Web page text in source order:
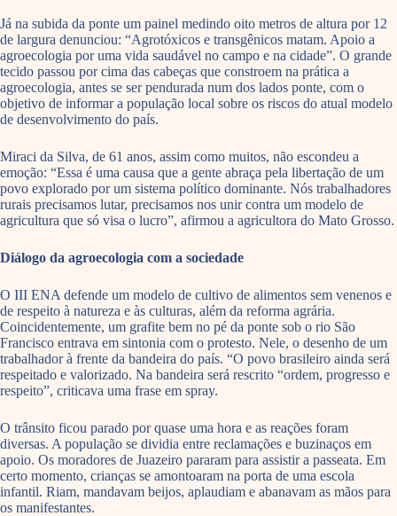
Já na subida da ponte um painel medindo oito metros de altura por 12
de largura denunciou: “Agrotóxicos e transgênicos matam. Apoio a
agroecologia por uma vida saudável no campo e na cidade”. O grande
tecido passou por cima das cabeças que constroem na prática a
agroecologia, antes se ser pendurada num dos lados ponte, com o
objetivo de informar a população local sobre os riscos do atual modelo
de desenvolvimento do país.
Miraci da Silva, de 61 anos, assim como muitos, não escondeu a
emoção: “Essa é uma causa que a gente abraça pela libertação de um
povo explorado por um sistema político dominante. Nós trabalhadores
rurais precisamos lutar, precisamos nos unir contra um modelo de
agricultura que só visa o lucro”, afirmou a agricultora do Mato Grosso.
Diálogo da agroecologia com a sociedade
O III ENA defende um modelo de cultivo de alimentos sem venenos e
de respeito à natureza e às culturas, além da reforma agrária.
Coincidentemente, um grafite bem no pé da ponte sob o rio São
Francisco entrava em sintonia com o protesto. Nele, o desenho de um
trabalhador à frente da bandeira do país. “O povo brasileiro ainda será
respeitado e valorizado. Na bandeira será rescrito “ordem, progresso e
respeito”, criticava uma frase em spray.
O trânsito ficou parado por quase uma hora e as reações foram
diversas. A população se dividia entre reclamações e buzinaços em
apoio. Os moradores de Juazeiro pararam para assistir a passeata. Em
certo momento, crianças se amontoaram na porta de uma escola
infantil. Riam, mandavam beijos, aplaudiam e abanavam as mãos para
os manifestantes.